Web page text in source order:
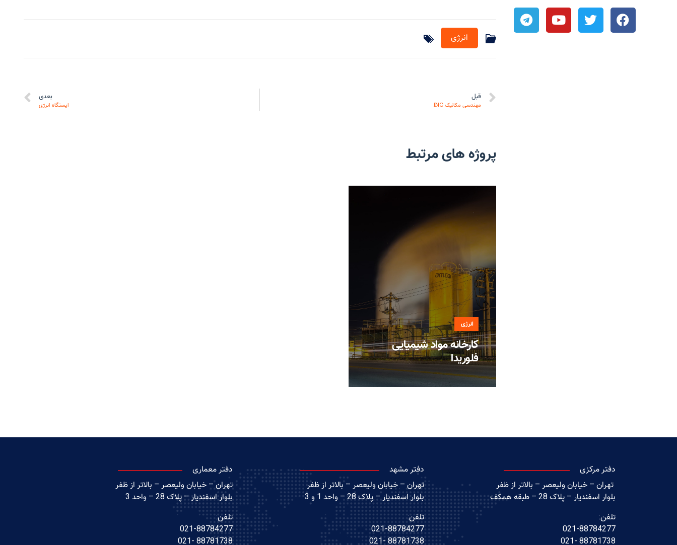
انرژی
قبل
مهندسی مکانیک INC
بعدی
ایستگاه انرژی
پروژه های مرتبط
انرژی
کارخانه مواد شیمیایی
فلوریدا
دفتر مرکزی
تهران – خیابان ولیعصر – بالاتر از ظفر
بلوار اسفندیار – پلاک 28 – طبقه همکف
تلفن:
021-88784277
88781738 -021
دفتر مشهد
تهران – خیابان ولیعصر – بالاتر از ظفر
بلوار اسفندیار – پلاک 28 – واحد 1 و 3
تلفن:
021-88784277
88781738 -021
دفتر معماری
تهران – خیابان ولیعصر – بالاتر از ظفر
بلوار اسفندیار – پلاک 28 – واحد 3
تلفن:
021-88784277
88781738 -021